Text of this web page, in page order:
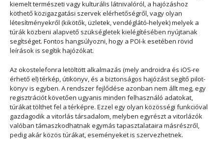
kiemelt természeti vagy kulturális látnivalóról, a hajózáshoz
köthető közigazgatási szervek elérhetőségről, vagy olyan
létesítményekről (kikötők, üzletek, vendéglátó-helyek) melyek a
túrák közbeni alapvető szükségletek kielégítésében nyújtanak
segítséget. Fontos hangsúlyozni, hogy a POI-k esetében rövid
leírások is segítik hajózókat.
Az okostelefonra letöltött alkalmazás (mely androidra és iOS-re
érhető el) térkép, útikönyv, és a biztonságos hajózást segítő pilot-
könyv is egyben. A rendszer fejlődése azonban nem állt meg, egy
regisztrációt követően ugyanis minden felhasználó adatokat,
túrákat tölthet fel a térképre. Ezzel egy olyan közösségi funkcióval
gazdagodik a vitorlás társadalom, melyben egyrészt a vitorlázók
valóban támaszkodhatnak egymás tapasztalataira másrészről,
pedig akár közös túrákat, eseményeket is szervezhetnek.